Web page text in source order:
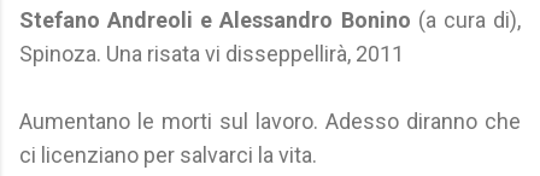
Stefano Andreoli e Alessandro Bonino (a cura di),
Spinoza. Una risata vi disseppellirà, 2011
Aumentano le morti sul lavoro. Adesso diranno che
ci licenziano per salvarci la vita.